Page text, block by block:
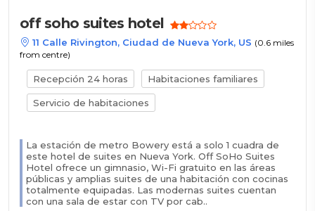
off soho suites hotel
11 Calle Rivington, Ciudad de Nueva York, US (0.6 miles
from centre)
Recepción 24 horas Habitaciones familiares
Servicio de habitaciones
La estación de metro Bowery está a solo 1 cuadra de
este hotel de suites en Nueva York. Off SoHo Suites
Hotel ofrece un gimnasio, Wi-Fi gratuito en las áreas
públicas y amplias suites de una habitación con cocinas
totalmente equipadas. Las modernas suites cuentan
con una sala de estar con TV por cab..